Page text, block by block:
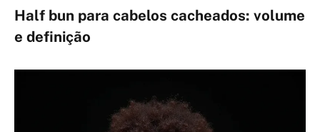
Half bun para cabelos cacheados: volume
e definição